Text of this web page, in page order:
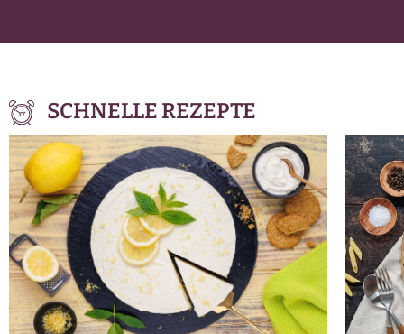
SCHNELLE REZEPTE